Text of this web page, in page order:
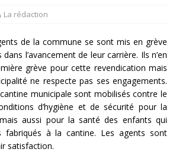
La rédaction
de la commune se sont mis en grève
l’avancement de leur carrière. Ils n’en
grève pour cette revendication mais
ne respecte pas ses engagements.
municipale sont mobilisés contre le
d’hygiène et de sécurité pour la
aussi pour la santé des enfants qui
fabriqués à la cantine. Les agents sont
satisfaction.